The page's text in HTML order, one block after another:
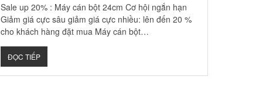
Sale up 20% : Máy cán bột 24cm Cơ hội ngắn hạn
Giảm giá cực sâu giảm giá cực nhiều: lên đến 20 %
cho khách hàng đặt mua Máy cán bột…
ĐỌC TIẾP